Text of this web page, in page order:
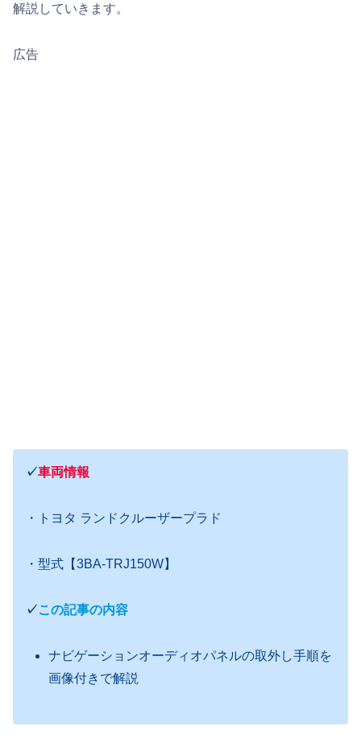
解説していきます。
広告
✓車両情報
・トヨタ ランドクルーザープラド
・型式【3BA-TRJ150W】
✓この記事の内容
ナビゲーションオーディオパネルの取外し手順を
画像付きで解説